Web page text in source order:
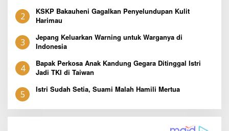
2
KSKP Bakauheni Gagalkan Penyelundupan Kulit
Harimau
3
Jepang Keluarkan Warning untuk Warganya di
Indonesia
4
Bapak Perkosa Anak Kandung Gegara Ditinggal Istri
Jadi TKI di Taiwan
5 Istri Sudah Setia, Suami Malah Hamili Mertua